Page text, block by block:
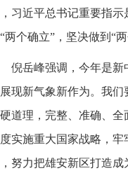
习近平总书记重要指
两个确立”，坚决做到“
倪岳峰强调，今年是新
现新气象新作为。我
道理，完整、准确、
实施重大国家战略，
努力把雄安新区打造